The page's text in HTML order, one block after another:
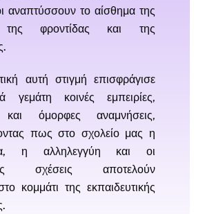
αναπτύσσουν το αίσθημα της
της φροντίδας και της
αυτή στιγμή επισφράγισε
γεμάτη κοινές εμπειρίες,
και όμορφες αναμνήσεις,
πως στο σχολείο μας η
η αλληλεγγύη και οι
σχέσεις αποτελούν
κομμάτι της εκπαιδευτικής